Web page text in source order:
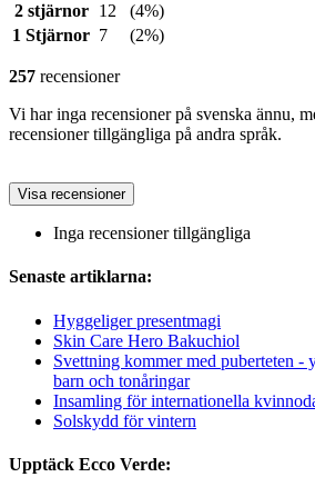
2 stjärnor
12
(4%)
1 Stjärnor 7 (2%)
257 recensioner
Vi har inga recensioner på svenska ännu,
recensioner tillgängliga på andra språk.
Visa recensioner
Inga recensioner tillgängliga
Senaste artiklarna:
Hyggeliger presentmagi
Skin Care Hero Bakuchiol
Svettning kommer med puberteten -
barn och tonåringar
Insamling för internationella
Solskydd för vintern
Upptäck Ecco Verde: